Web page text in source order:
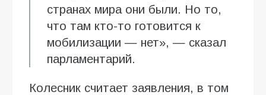
странах мира они были. Но то,
что там кто-то готовится к
мобилизации — нет», — сказал
парламентарий.
Колесник считает заявления, в том